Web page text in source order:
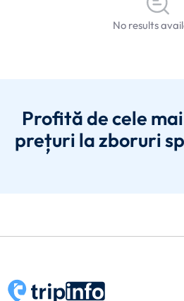
No results
Profită de cele
prețuri la zboruri